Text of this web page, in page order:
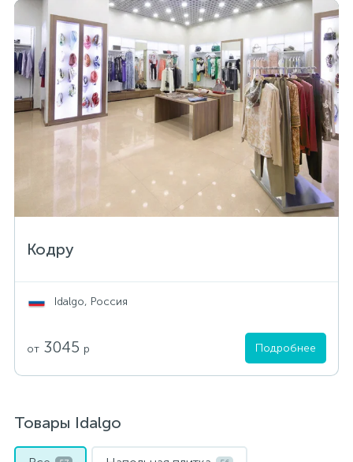
Кодру
Idalgo, Россия
от 3045 р Подробнее
Товары Idalgo